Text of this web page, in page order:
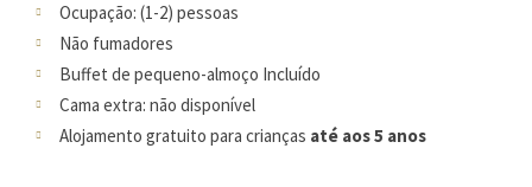
Ocupação: (1-2) pessoas
Não fumadores
Buffet de pequeno-almoço Incluído
Cama extra: não disponível
Alojamento gratuito para crianças até aos 5 anos